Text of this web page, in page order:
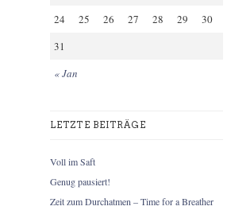
« Jan
24
25 26 27 28 29
30
31
LETZTE BEITRÄGE
Voll im Saft
Genug pausiert!
Zeit zum Durchatmen – Time for a Breather